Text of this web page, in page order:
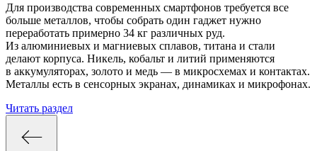
Для производства современных смартфонов требуется все
больше металлов, чтобы собрать один гаджет нужно
переработать примерно 34 кг различных руд.
Из алюминиевых и магниевых сплавов, титана и стали
делают корпуса. Никель, кобальт и литий применяются
в аккумуляторах, золото и медь — в микросхемах и контактах.
Металлы есть в сенсорных экранах, динамиках и микрофонах.
Читать раздел